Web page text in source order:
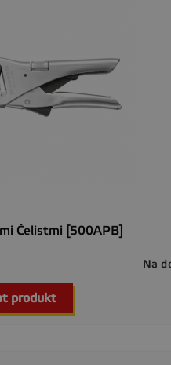
Čelistmi [500APB]
Na
produkt